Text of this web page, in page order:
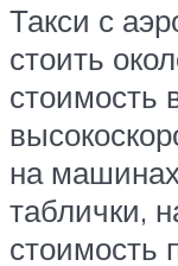
Такси с
стоить
стоимость
на
таблички,
стоимость